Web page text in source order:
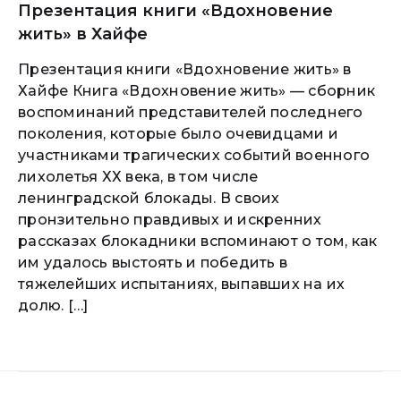
Презентация книги «Вдохновение
жить» в Хайфе
Презентация книги «Вдохновение жить» в
Хайфе Книга «Вдохновение жить» — сборник
воспоминаний представителей последнего
поколения, которые было очевидцами и
участниками трагических событий военного
лихолетья ХХ века, в том числе
ленинградской блокады. В своих
пронзительно правдивых и искренних
рассказах блокадники вспоминают о том, как
им удалось выстоять и победить в
тяжелейших испытаниях, выпавших на их
долю. […]